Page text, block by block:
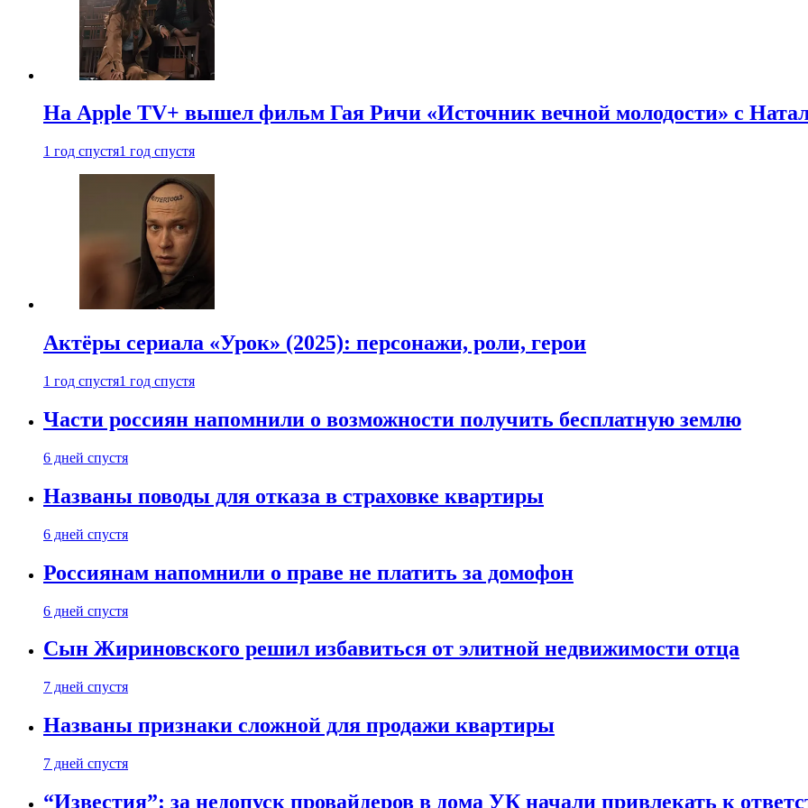
На Apple TV+ вышел фильм Гая Ричи «Источник вечной молодости» с
1 год спустя1 год спустя
Актёры сериала «Урок» (2025): персонажи, роли, герои
1 год спустя1 год спустя
Части россиян напомнили о возможности получить бесплатную землю
6 дней спустя
Названы поводы для отказа в страховке квартиры
6 дней спустя
Россиянам напомнили о праве не платить за домофон
6 дней спустя
Сын Жириновского решил избавиться от элитной недвижимости отца
7 дней спустя
Названы признаки сложной для продажи квартиры
7 дней спустя
“Известия”: за недопуск провайдеров в дома УК начали привлекать к